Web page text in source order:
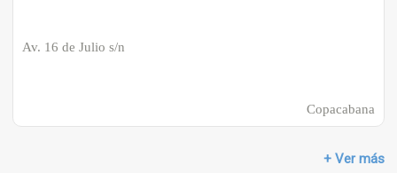
Av. 16 de Julio s/n
Copacabana
+ Ver más